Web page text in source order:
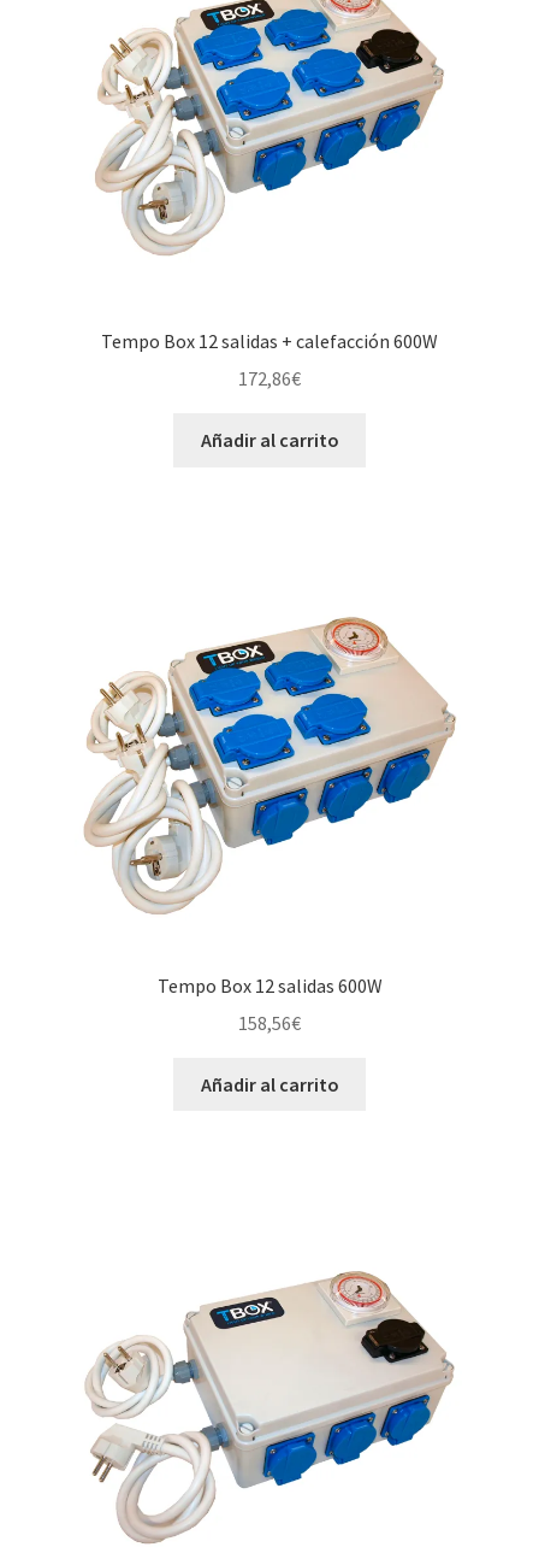
Tempo Box 12 salidas + calefacción 600W
172,86€
Añadir al carrito
Tempo Box 12 salidas 600W
158,56€
Añadir al carrito